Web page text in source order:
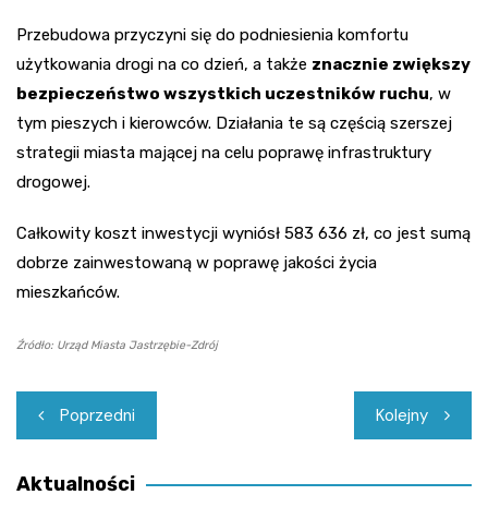
Przebudowa przyczyni się do podniesienia komfortu
użytkowania drogi na co dzień, a także znacznie zwiększy
bezpieczeństwo wszystkich uczestników ruchu, w
tym pieszych i kierowców. Działania te są częścią szerszej
strategii miasta mającej na celu poprawę infrastruktury
drogowej.
Całkowity koszt inwestycji wyniósł 583 636 zł, co jest sumą
dobrze zainwestowaną w poprawę jakości życia
mieszkańców.
Źródło: Urząd Miasta Jastrzębie-Zdrój
Nawigacja
wpisu
Poprzedni Kolejny
Aktualności